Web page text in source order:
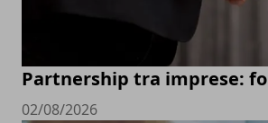
Partnership tra imprese:
02/08/2026